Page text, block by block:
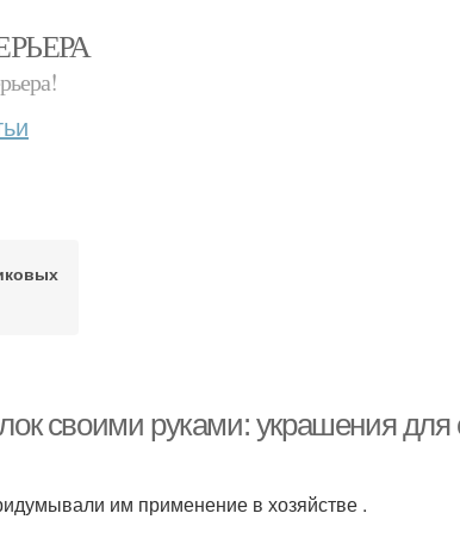
своими руками: украшения для
им применение в хозяйстве .